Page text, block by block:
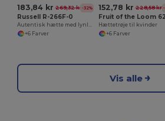
183,84 kr 269,32 kr -32%
Russell R-266F-0
Autentisk hætte med lynlås
+6 Farver
152,78 kr 228,58 kr
Hættetrøje til kvinder
+6 Farver
Vis alle